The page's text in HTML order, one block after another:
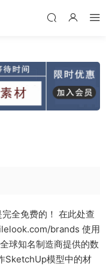
全免费的！ 在此处查
brands 使用
球知名制造商提供的数
SketchUp模型中的材